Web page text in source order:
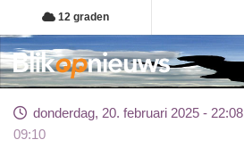
Overslaan
en
naar
de
gaan
12 graden
donderdag, 20. februari 2025 - 22:08
09:10